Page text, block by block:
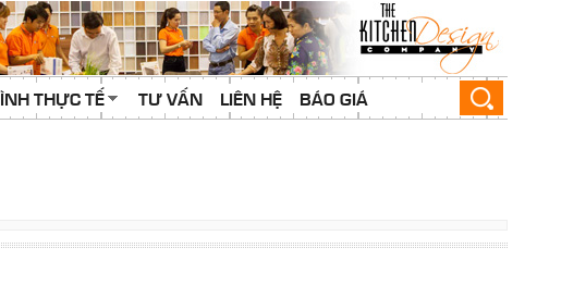
THỰC TẾ TƯ VẤN LIÊN HỆ BÁO GIÁ